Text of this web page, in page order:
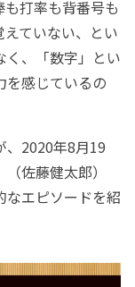
打率も背番号も
ていない、とい
く、「数字」とい
を感じているの
、2020年8月19
佐藤健太郎）
なエピソードを紹